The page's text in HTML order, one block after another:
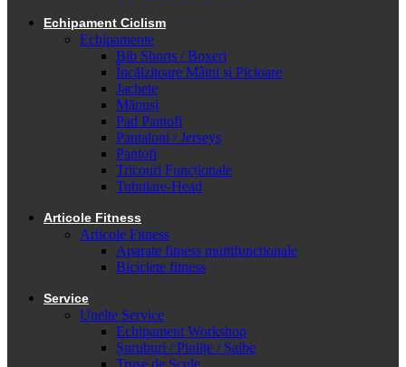
Echipament Ciclism
Echipamente
Bib Shorts / Boxeri
Încălzitoare Mâini și Picioare
Jachete
Mănuși
Pad Pantofi
Pantaloni / Jerseys
Pantofi
Tricouri Funcționale
Tubulare-Head
Articole Fitness
Articole Fitness
Aparate fitness multifunctionale
Biciclete fitness
Service
Unelte Service
Echipament Workshop
Șuruburi / Piulițe / Șaibe
Truse de Scule